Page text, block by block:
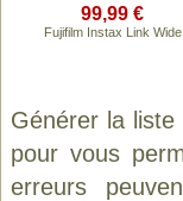
99,99 €
Fujifilm Instax Link Wide
Générer la
pour vous
erreurs